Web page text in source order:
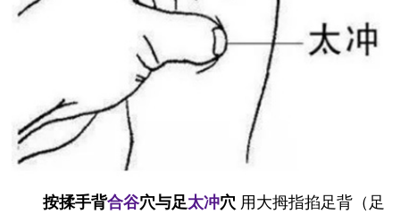
按揉手背合谷穴与足太冲穴 用大拇指掐足背（足